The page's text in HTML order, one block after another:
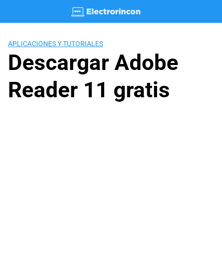
APLICACIONES Y TUTORIALES
Descargar Adobe
Reader 11 gratis